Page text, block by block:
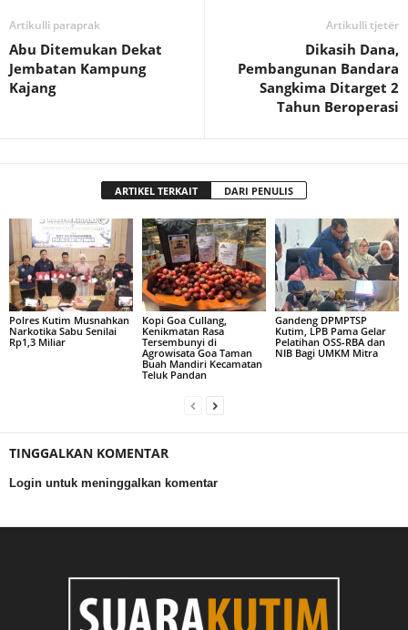
Artikulli paraprak
Abu Ditemukan Dekat
Jembatan Kampung
Kajang
Artikulli tjetër
Dikasih Dana,
Pembangunan Bandara
Sangkima Ditarget 2
Tahun Beroperasi
ARTIKEL TERKAIT DARI PENULIS
Polres Kutim Musnahkan
Narkotika Sabu Senilai
Rp1,3 Miliar
Kopi Goa Cullang,
Kenikmatan Rasa
Tersembunyi di
Agrowisata Goa Taman
Buah Mandiri Kecamatan
Teluk Pandan
Gandeng DPMPTSP
Kutim, LPB Pama Gelar
Pelatihan OSS-RBA dan
NIB Bagi UMKM Mitra
TINGGALKAN KOMENTAR
Login untuk meninggalkan komentar